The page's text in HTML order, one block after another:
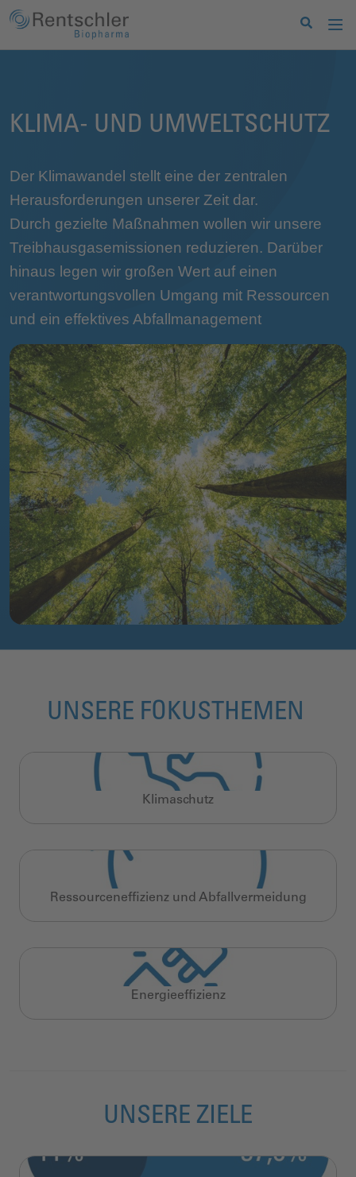
KLIMA- UND UMWELTSCHUTZ
Der Klimawandel stellt eine der zentralen
Herausforderungen unserer Zeit dar.
Durch gezielte Maßnahmen wollen wir unsere
Treibhausgasemissionen reduzieren. Darüber
hinaus legen wir großen Wert auf einen
verantwortungsvollen Umgang mit Ressourcen
und ein effektives Abfallmanagement
UNSERE FOKUSTHEMEN
Klimaschutz
Ressourceneffizienz und Abfallvermeidung
Energieeffizienz
UNSERE ZIELE